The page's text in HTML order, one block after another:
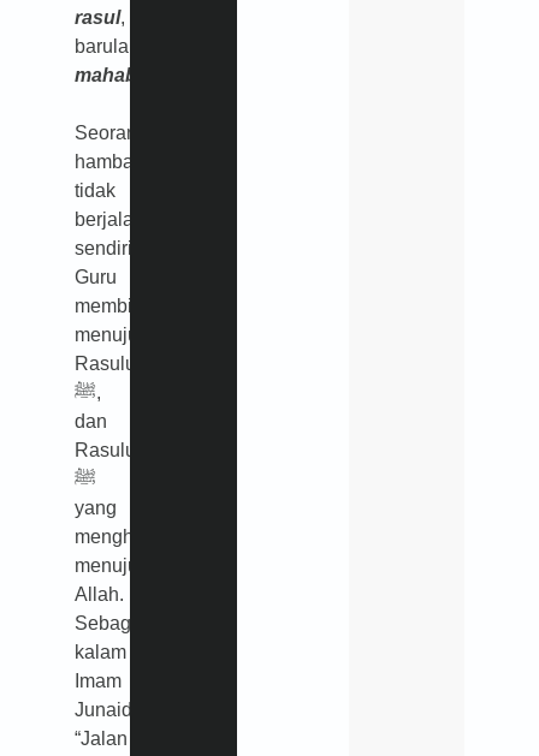
rasul,
barulah
mahabbatullah
Seorang
hamba
tidak
berjalan
sendirian.
Guru
membimbing
menuju
Rasulullah
ﷺ,
dan
Rasulullah
ﷺ
yang
menghantarkan
menuju
Allah.
Sebagaimana
kalam
Imam
Junaid:
“Jalan